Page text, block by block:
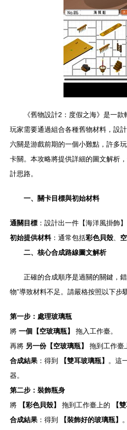
《舊物設計2：度假之海》是一
玩家需要通過組合各種舊物材料，設
六關是游戲前期的一個小難點，許多
卡關。本攻略將提供詳細的圖文解析
計思路。
一、關卡目標與初始材料
通關目標 ：設計出一件【海洋風掛飾】
初始提供材料：通常包括彩色貝殼、
二、核心合成路線圖文解析
正確的合成順序是過關的關鍵，
物”導致材料不足。請嚴格按照以下步
第一步：處理玻璃瓶
將 一個【空玻璃瓶】
拖入工作臺。
再將 另一份【空玻璃瓶】
拖到工作臺
合成結果 ：得到 【雙耳玻璃瓶】
。這
器。
第二步：裝飾瓶身
將
【彩色貝殼】 拖到工作臺上的 【
合成結果 ：得到 【裝飾好的玻璃瓶】